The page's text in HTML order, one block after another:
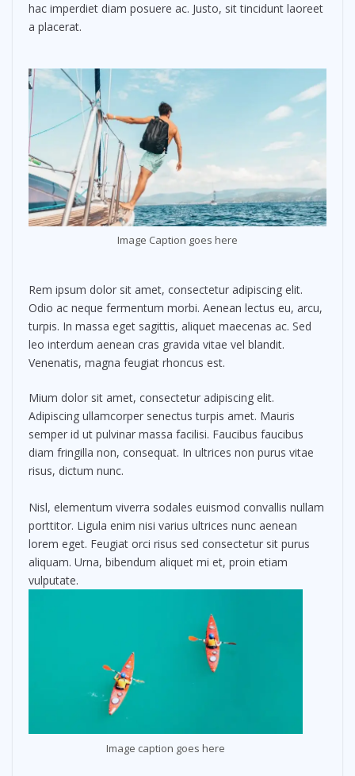
hac imperdiet diam posuere ac. Justo, sit tincidunt laoreet
a placerat.
Image Caption goes here
Rem ipsum dolor sit amet, consectetur adipiscing elit.
Odio ac neque fermentum morbi. Aenean lectus eu, arcu,
turpis. In massa eget sagittis, aliquet maecenas ac. Sed
leo interdum aenean cras gravida vitae vel blandit.
Venenatis, magna feugiat rhoncus est.
Mium dolor sit amet, consectetur adipiscing elit.
Adipiscing ullamcorper senectus turpis amet. Mauris
semper id ut pulvinar massa facilisi. Faucibus faucibus
diam fringilla non, consequat. In ultrices non purus vitae
risus, dictum nunc.
Nisl, elementum viverra sodales euismod convallis nullam
porttitor. Ligula enim nisi varius ultrices nunc aenean
lorem eget. Feugiat orci risus sed consectetur sit purus
aliquam. Urna, bibendum aliquet mi et, proin etiam
vulputate.
Image caption goes here